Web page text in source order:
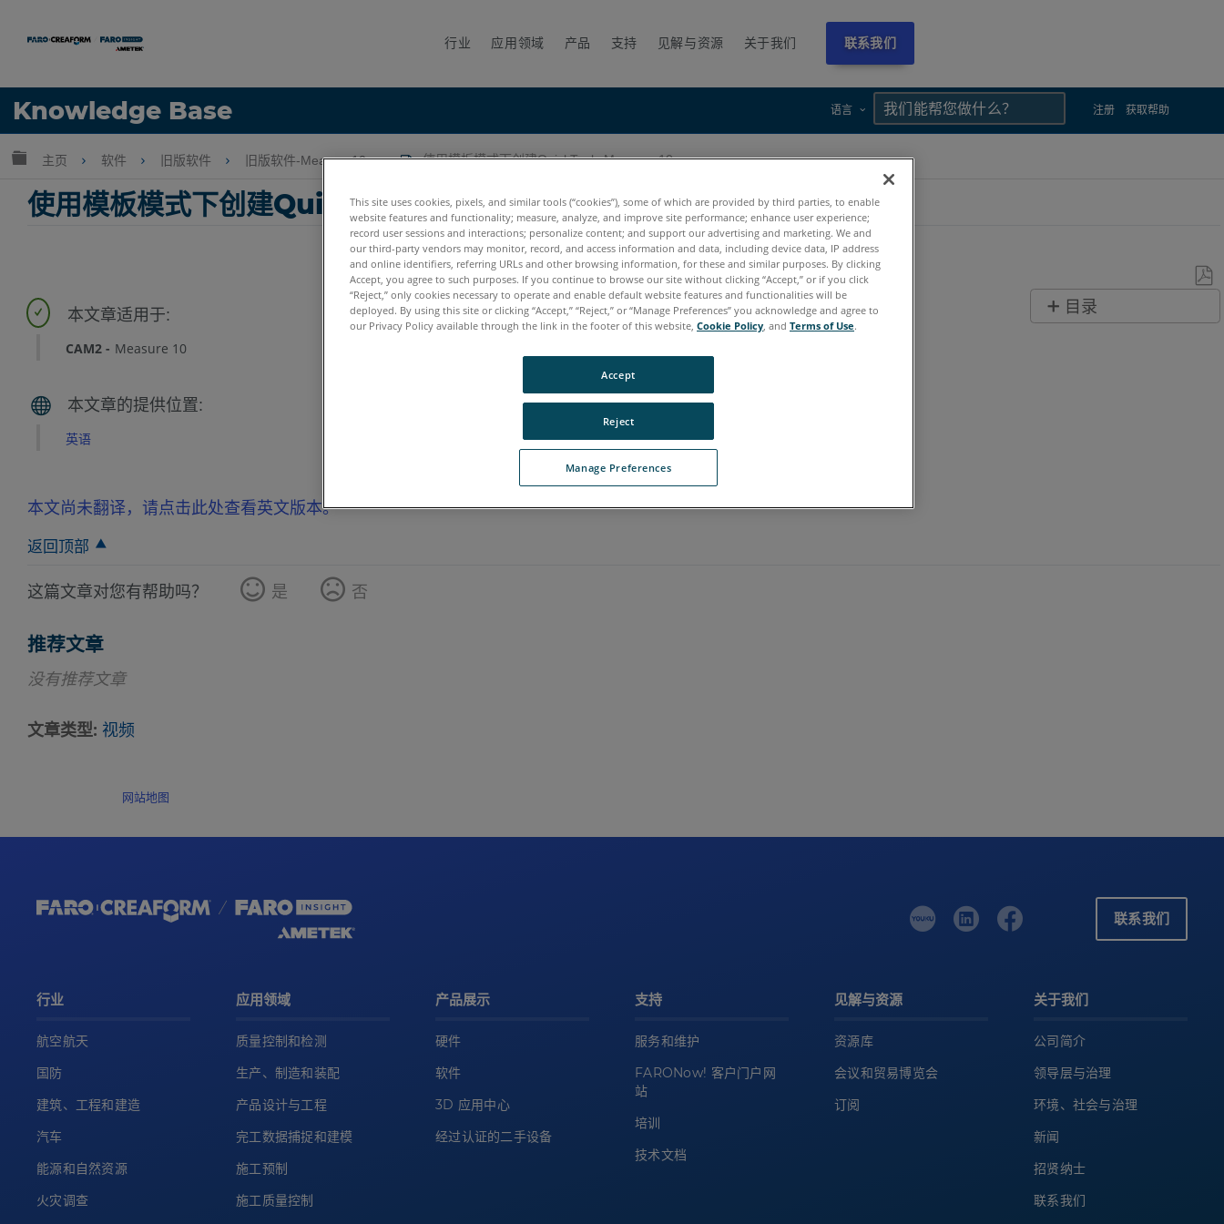
行业 应用领域 产品 支持 见解与资源 关于我们 联系我们
Knowledge Base 语言 注册 获取帮助
语言
扩展/隐缩全局层次
主页 软件 旧版软件 旧版软件-Measure10 使用模板模式下创建QuickTools Measure 10
使用模板模式下创建QuickTools Measure 10
存
目录
CAM2 Measure 10
英语
本文尚未翻译，请点击此处查看英文版本。
返回顶部
这篇文章对您有帮助吗？ 是 否
推荐文章
没有推荐文章
文章类型 视频
网站地图
联系我们
行业
航空航天
国防
建筑、工程和建造
汽车
能源和自然资源
火灾调查
应用领域
质量控制和检测
生产、制造和装配
产品设计与工程
完工数据捕捉和建模
施工预制
施工质量控制
产品展示
硬件
软件
3D 应用中心
经过认证的二手设备
支持
服务和维护
FARONow! 客户门户网
站
培训
技术文档
见解与资源
资源库
会议和贸易博览会
订阅
关于我们
公司简介
领导层与治理
环境、社会与治理
新闻
招贤纳士
联系我们
This site uses cookies, pixels, and similar tools (“cookies”), some of which are provided by third parties, to enable
website features and functionality; measure, analyze, and improve site performance; enhance user experience;
record user sessions and interactions; personalize content; and support our advertising and marketing. We and
our third-party vendors may monitor, record, and access information and data, including device data, IP address
and online identifiers, referring URLs and other browsing information, for these and similar purposes. By clicking
Accept, you agree to such purposes. If you continue to browse our site without clicking “Accept,” or if you click
“Reject,” only cookies necessary to operate and enable default website features and functionalities will be
deployed. By using this site or clicking “Accept,” “Reject,” or “Manage Preferences” you acknowledge and agree to
our Privacy Policy available through the link in the footer of this website, Cookie Policy, and Terms of Use.
Manage Preferences
Reject
Accept